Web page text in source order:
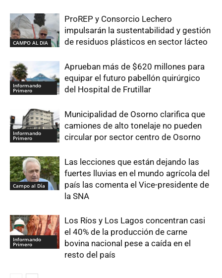
CAMPO AL DIA
ProREP y Consorcio Lechero
impulsarán la sustentabilidad y gestión
de residuos plásticos en sector lácteo
Informando
Primero
Aprueban más de $620 millones para
equipar el futuro pabellón quirúrgico
del Hospital de Frutillar
Informando
Primero
Municipalidad de Osorno clarifica que
camiones de alto tonelaje no pueden
circular por sector centro de Osorno
Campo al Día
Las lecciones que están dejando las
fuertes lluvias en el mundo agrícola del
país las comenta el Vice-presidente de
la SNA
Informando
Primero
Los Ríos y Los Lagos concentran casi
el 40% de la producción de carne
bovina nacional pese a caída en el
resto del país